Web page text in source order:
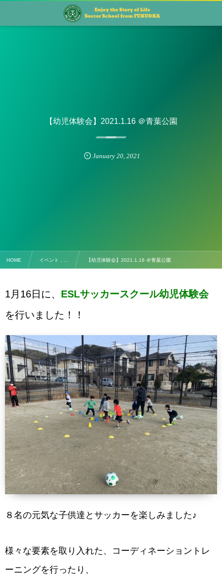
【幼児体験会】2021.1.16 ＠青葉公園
January 20, 2021
HOME イベント , … 【幼児体験会】2021.1.16 ＠青葉公園
1月16日に、 ESLサッカースクール幼児体験会
を行いました！！
８名の元気な子供達とサッカーを楽しみました♪
様々な要素を取り入れた、コーディネーショントレ
ーニングを行ったり、